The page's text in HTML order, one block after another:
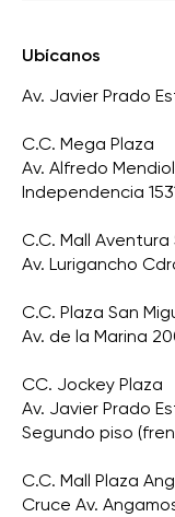
Ubícanos
Av. Javier Prado
C.C. Mega Plaza
Av. Alfredo
Independencia
C.C. Mall Aventura
Av. Lurigancho
C.C. Plaza San
Av. de la Marina
CC. Jockey Plaza
Av. Javier Prado
Segundo piso
C.C. Mall Plaza
Cruce Av.